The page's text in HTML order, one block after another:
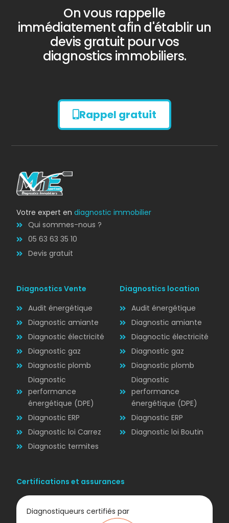
Diagnostic
AMIANTE
Diagnostic
ÉLECTRICITÉ
On vous rappelle
immédiatement afin d'établir un
devis gratuit pour vos
diagnostics immobiliers.
Rappel gratuit
Votre expert endiagnostic immobilier
Qui sommes-nous ?
05 63 63 35 10
Devis gratuit
Diagnostics Vente
Audit énergétique
Diagnostic amiante
Diagnostic électricité
Diagnostic gaz
Diagnostic plomb
Diagnostic
performance
énergétique (DPE)
Diagnostic ERP
Diagnostic loi Carrez
Diagnostic termites
Diagnostics location
Audit énergétique
Diagnostic amiante
Diagnoctic électricité
Diagnostic gaz
Diagnostic plomb
Diagnostic
performance
énergétique (DPE)
Diagnostic ERP
Diagnostic loi Boutin
Certifications et assurances
Diagnostiqueurs certifiés par